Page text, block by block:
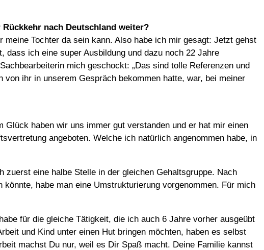
nach Deutschland weiter?
Tochter da sein kann. Also habe ich mir gesagt: Jetzt gehst
ich eine super Ausbildung und dazu noch 22 Jahre
mich geschockt: „Das sind tolle Referenzen und
ihr in unserem Gespräch bekommen hatte, war, bei meiner
haben wir uns immer gut verstanden und er hat mir einen
angeboten. Welche ich natürlich angenommen habe, in
eine halbe Stelle in der gleichen Gehaltsgruppe. Nach
habe man eine Umstrukturierung vorgenommen. Für mich
für die gleiche Tätigkeit, die ich auch 6 Jahre vorher ausgeübt
und Kind unter einen Hut bringen möchten, haben es selbst
machst Du nur, weil es Dir Spaß macht. Deine Familie kannst